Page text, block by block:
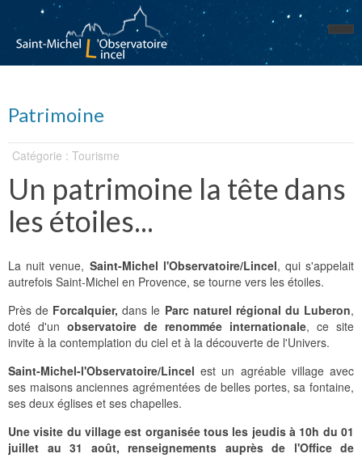
Patrimoine
Catégorie : Tourisme
Un patrimoine la tête dans
les étoiles...
La nuit venue, Saint-Michel l'Observatoire/Lincel, qui s'appelait
autrefois Saint-Michel en Provence, se tourne vers les étoiles.
Près de Forcalquier, dans le Parc naturel régional du Luberon,
doté d'un observatoire de renommée internationale, ce site
invite à la contemplation du ciel et à la découverte de l'Univers.
Saint-Michel-l'Observatoire/Lincel est un agréable village avec
ses maisons anciennes agrémentées de belles portes, sa fontaine,
ses deux églises et ses chapelles.
Une visite du village est organisée tous les jeudis à 10h du 01
juillet au 31 août, renseignements auprès de l'Office de